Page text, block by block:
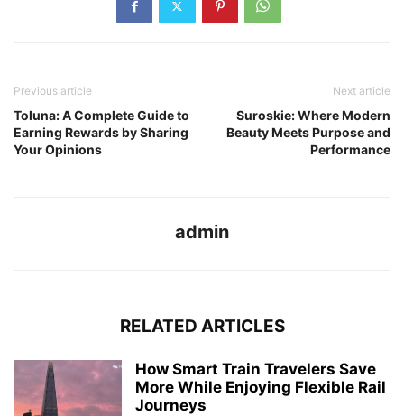
Previous article
Toluna: A Complete Guide to
Earning Rewards by Sharing
Your Opinions
Next article
Suroskie: Where Modern
Beauty Meets Purpose and
Performance
admin
RELATED ARTICLES
How Smart Train Travelers Save
More While Enjoying Flexible Rail
Journeys